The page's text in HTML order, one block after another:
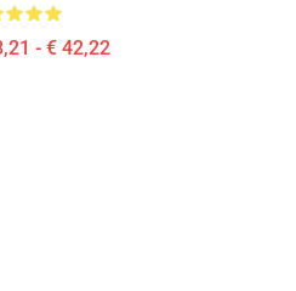
- € 42,22